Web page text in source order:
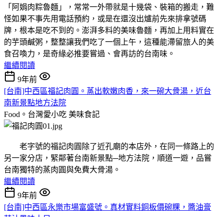
「阿娟肉粽魯麵」，常常一外帶就是十幾袋、裝箱的搬走，難
怪如果不事先用電話預約，或是在還沒出爐前先來排拿號碼
牌，根本是吃不到的。澎湃多料的美味魯麵，再加上用料實在
的芋頭鹹粥，整整讓我們吃了一個上午，這種能滯留旅人的美
食召喚力，是奇緣必推要嘗過、會再訪的台南味。
繼續閱讀
9年前
[台南]中西區福記肉圓。蒸出軟嫩肉香，來一碗大骨湯，近台
南新景點地方法院
Food。台灣愛小吃 美味食記
老字號的福記肉圓除了近孔廟的本店外，在同一條路上的
另一家分店，緊鄰著台南新景點─地方法院，順道一遊，品嘗
台南獨特的蒸肉圓與免費大骨湯。
繼續閱讀
9年前
[台南]中西區永樂市場富盛號。真材實料銅板價碗粿，醬油膏